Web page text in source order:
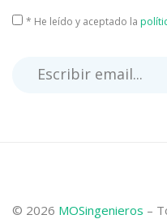
* He leído y aceptado la
© 2026 MOSingenieros –